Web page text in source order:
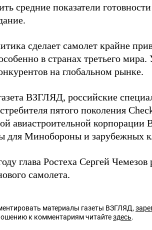
средние показатели
сделает самолет крайне
в странах третьего
на глобальном рынке.
ВЗГЛЯД, российские
пятого поколения
авиастроительной корпорации
для Минобороны и зарубежных
глава Ростеха Сергей Чемезов
самолета.
материалы газеты ВЗГЛЯД,
к комментариям читайтездесь.